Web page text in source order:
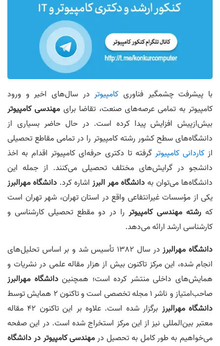
با پیشرفت چشمگیر فناوری کامپیوتردر سال‌های اخیر و ورود
کامپیوتر به تمامی عرصه‌های صنعت، تقاضا برای مهندسی کامپیوتر
بیش‌ازپیش افزایش پیدا کرده است. در حال حاضر بسیاری از
دانشگاه‌های سطح کشور رشته کامپیوتر را در تمامی مقاطع تحصیلی
ازکاردانی کامپیوتر گرفته تا دکتری حرفه‌ای کامپیوتر اقدام به اخذ
دانشجو در گرایش‌های مختلف تحصیلی می‌کنند. از جمله این
دانشگاه‌ها می‌توان بهدانشگاه مهر البرز اشاره کرد. دانشگاه مهرالبرز
یکی از مؤسسات غیرانتفاعی واقع در استان تهران، شهر تهران است
که رشته مهندسی کامپیوتر را در دو مقطع تحصیلی کارشناسی و
کارشناسی ارشد ارائه می‌دهد.
دانشگاه مهرالبرز
در سال 1382 تأسیس شد و بر اساس تحلیل‌های
انجام شده، این مرکز تاکنون بیش از هزار مقاله علمی در نشریات و
همایش‌های داخلی منتشر کرده است؛ همچنیندانشگاه مهرالبرز
صاحب‌امتیاز و ناشر 1 مجله تخصصی است و تاکنون 2 همایش توسط
دانشگاه مهرالبرز
برگزار شده است. علاوه بر این تاکنون 42 مقاله
معتبر بین‌المللی نیز از این مرکز استخراج شده است. در این صفحه
می‌خواهیم به طور کامل به تحصیل در مهندسی کامپیوتر در دانشگاه